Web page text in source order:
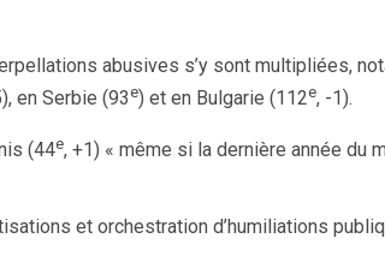
abusives s’y sont multipliées,
en Serbie (93e) et en Bulgarie (112e, -1).
(44e, +1) « même si la dernière année du
et orchestration d’humiliations